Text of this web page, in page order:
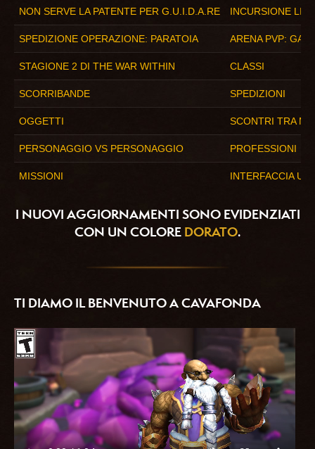
NON SERVE LA PATENTE PER G.U.I.D.A.RE INCURSIONE
SPEDIZIONE OPERAZIONE: PARATOIA ARENA PVP:
STAGIONE 2 DI THE WAR WITHIN CLASSI
SCORRIBANDE SPEDIZIONI
OGGETTI SCONTRI TRA
PERSONAGGIO VS PERSONAGGIO PROFESSIONI
MISSIONI INTERFACCIA
I NUOVI AGGIORNAMENTI SONO EVIDENZIATI
CON UN COLORE DORATO.
TI DIAMO IL BENVENUTO A CAVAFONDA